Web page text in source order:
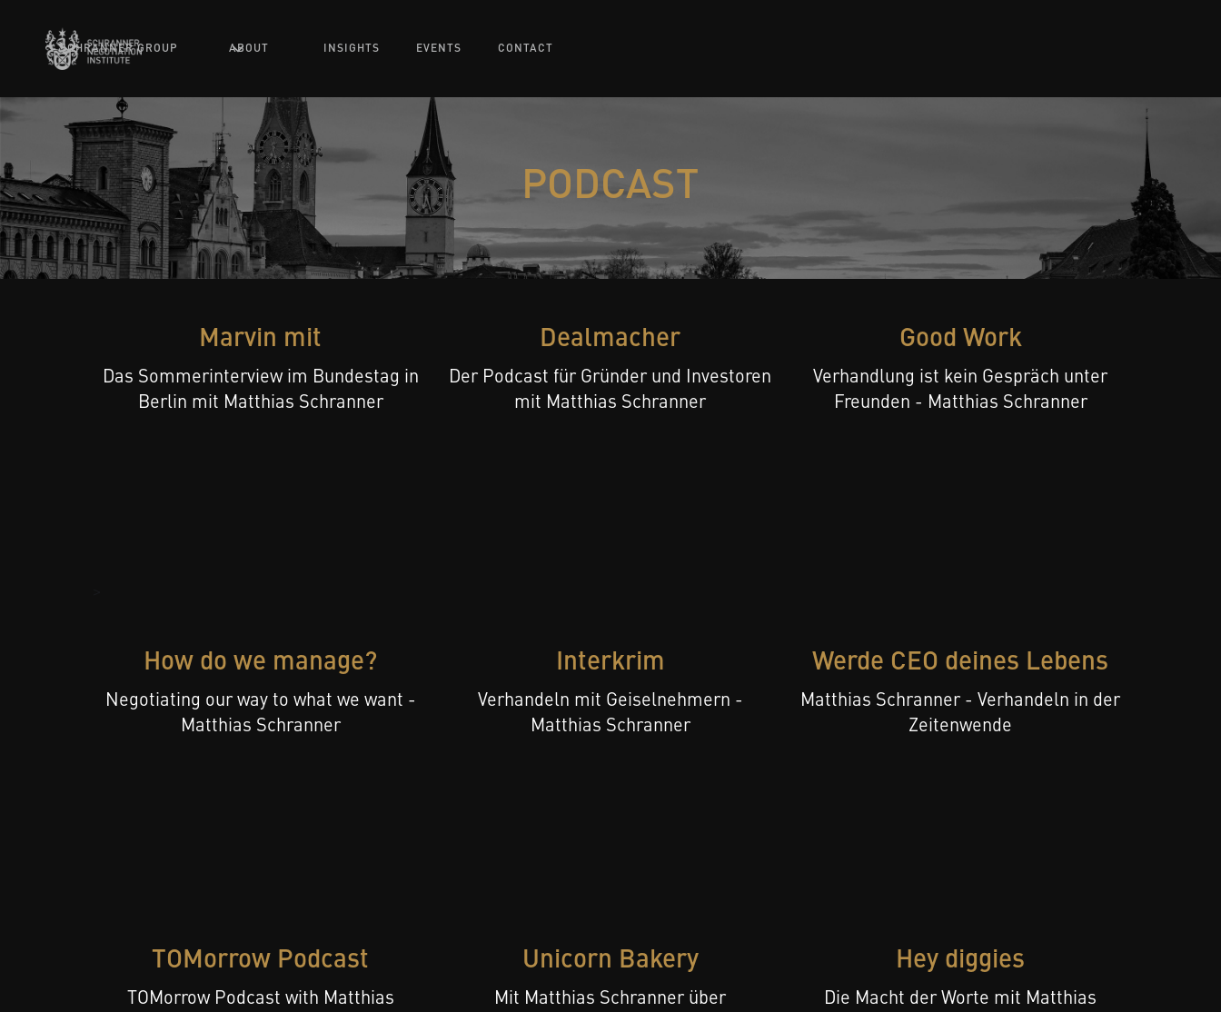
SCHRANNER GROUP ABOUT INSIGHTS EVENTS CONTACT
PODCAST
Marvin mit
Das Sommerinterview im Bundestag in
Berlin mit Matthias Schranner
Dealmacher
Der Podcast für Gründer und Investoren
mit Matthias Schranner
Good Work
Verhandlung ist kein Gespräch unter
Freunden - Matthias Schranner
How do we manage?
Negotiating our way to what we want -
Matthias Schranner
Interkrim
Verhandeln mit Geiselnehmern -
Matthias Schranner
Werde CEO deines Lebens
Matthias Schranner - Verhandeln in der
Zeitenwende
TOMorrow Podcast
TOMorrow Podcast with Matthias
Unicorn Bakery
Mit Matthias Schranner über
Hey diggies
Die Macht der Worte mit Matthias